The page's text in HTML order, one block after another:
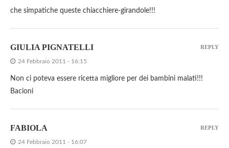
che simpatiche queste chiacchiere-girandole!!!
GIULIA PIGNATELLI
24 Febbraio 2011 - 16:15
Non ci poteva essere ricetta migliore per dei bambini malati!!!
Bacioni
REPLY
FABIOLA
24 Febbraio 2011 - 16:07
REPLY